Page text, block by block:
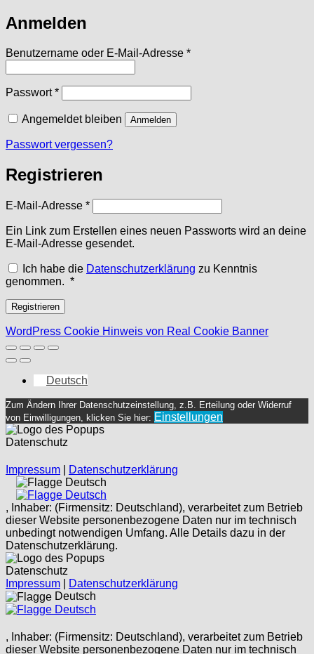
Anmelden
Benutzername oder E-Mail-Adresse *Erforderlich
Passwort*Erforderlich
Angemeldet bleiben Anmelden
Passwort vergessen?
Registrieren
E-Mail-Adresse *Erforderlich
Ein Link zum Erstellen eines neuen Passworts wird an deine
E-Mail-Adresse gesendet.
Ich habe die Datenschutzerklärung zu Kenntnis
genommen. *Erforderlich
Registrieren
WordPress Cookie Hinweis von Real Cookie Banner
Deutsch
Zum Ändern Ihrer Datenschutzeinstellung, z.B. Erteilung oder Widerruf
von Einwilligungen, klicken Sie hier: Einstellungen
Datenschutz
Impressum
Datenschutzerklärung
Deutsch
Deutsch
, Inhaber: (Firmensitz: Deutschland), verarbeitet zum Betrieb
dieser Website personenbezogene Daten nur im technisch
unbedingt notwendigen Umfang. Alle Details dazu in der
Datenschutzerklärung.
Datenschutz
Impressum
Datenschutzerklärung
Deutsch
Deutsch
, Inhaber: (Firmensitz: Deutschland), verarbeitet zum Betrieb
dieser Website personenbezogene Daten nur im technisch